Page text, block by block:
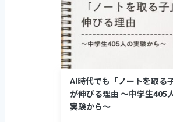
AI時代でも「ノートを取る子
が伸びる理由 〜中学生405
実験から〜